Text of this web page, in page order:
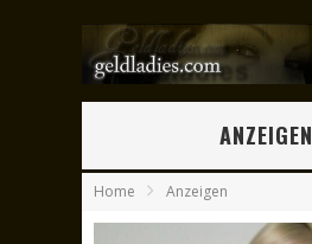
ANZEIGEN
Home Anzeigen